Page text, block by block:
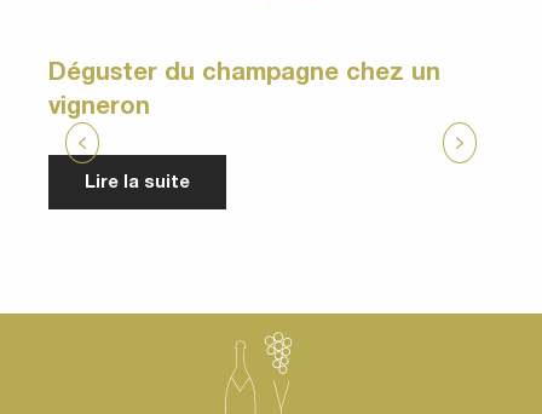
Déguster du champagne chez un
vigneron
Lire la suite